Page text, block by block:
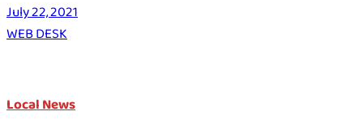
July 22, 2021
WEB DESK
Local News